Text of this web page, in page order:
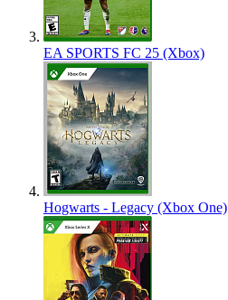
EA SPORTS FC 25 (Xbox)
Hogwarts - Legacy (Xbox One)